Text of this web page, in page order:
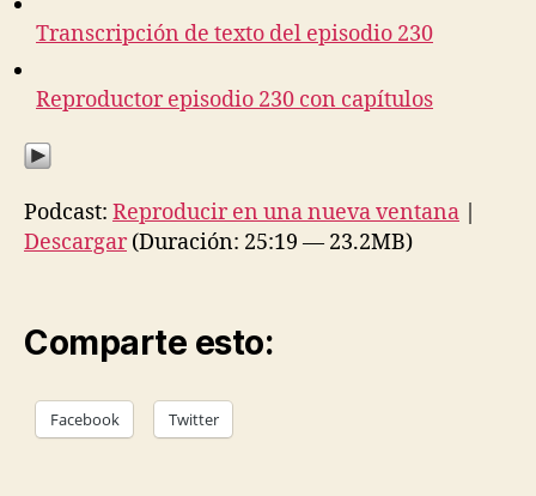
Transcripción de texto del episodio 230
Reproductor episodio 230 con capítulos
Podcast: Reproducir en una nueva ventana
Descargar(Duración: 25:19 — 23.2MB)
Comparte esto:
Facebook Twitter